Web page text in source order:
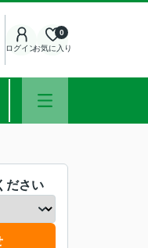
ログインお気に入り
0
ださい